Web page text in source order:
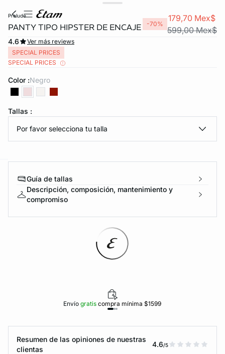
DE PANTIES
ahora
prelude
PANTY TIPO HIPSTER DE ENCAJE -70%
179,70 Mex$
599,00 Mex$
4.6
Ver más reviews
SPECIAL PRICES
SPECIAL PRICES
Color : negro
Tallas :
Por favor selecciona tu talla
Guía de tallas
Descripción, composición, mantenimiento y
compromiso
Envíogratiscompra mínima $1599
Resumen de las opiniones de nuestras
clientas
4.6/5